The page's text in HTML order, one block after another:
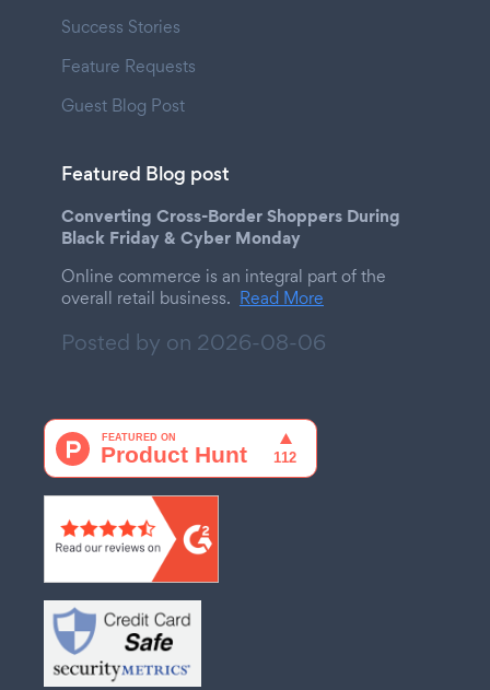
Success Stories
Feature Requests
Guest Blog Post
Featured Blog post
Converting Cross-Border Shoppers During
Black Friday & Cyber Monday
Online commerce is an integral part of the
overall retail business. Read More
Posted by on 2026-08-06